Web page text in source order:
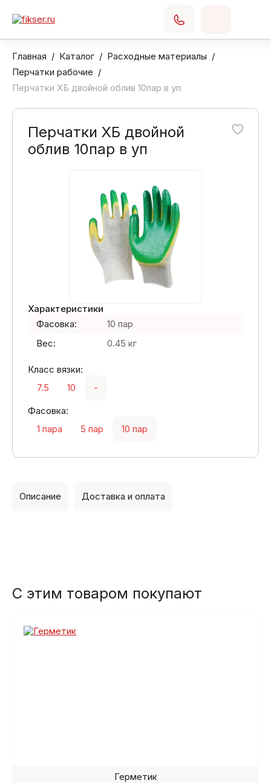
Главная Каталог
Расходные материалы
Перчатки рабочие
Перчатки ХБ двойной облив 10пар в уп
Перчатки ХБ двойной
облив 10пар в уп
Характеристики
Фасовка:
10 пар
Вес:
0.45 кг
Класс вязки:
7.5
10
-
Фасовка:
1 пара
5 пар 10 пар
Описание Доставка и оплата
С этим товаром покупают
Герметик